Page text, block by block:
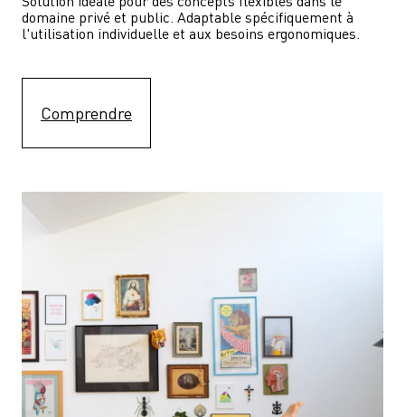
domaine privé et public. Adaptable spécifiquement à
l'utilisation individuelle et aux besoins ergonomiques.
Comprendre